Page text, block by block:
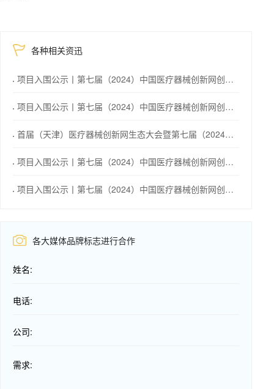
各种相关资迅
项目入围公示丨第七届（2024）中国医疗器械创新网创业大赛可穿戴与数字化类别赛启幕在即！
项目入围公示丨第七届（2024）中国医疗器械创新网创业大赛护理专场赛即将高燃开赛！
首届（天津）医疗器械创新网生态大会暨第七届（2024）中国医疗器械创新网创业大赛即将盛大启幕！
项目入围公示丨第七届（2024）中国医疗器械创新网创业大赛创新创意（天津）专场赛即将火热来袭！
项目入围公示丨第七届（2024）中国医疗器械创新网创业大赛医生专场赛即将鸣锣开赛！
各大媒体品牌标志进行合作
姓名:
电话:
公司:
需求: